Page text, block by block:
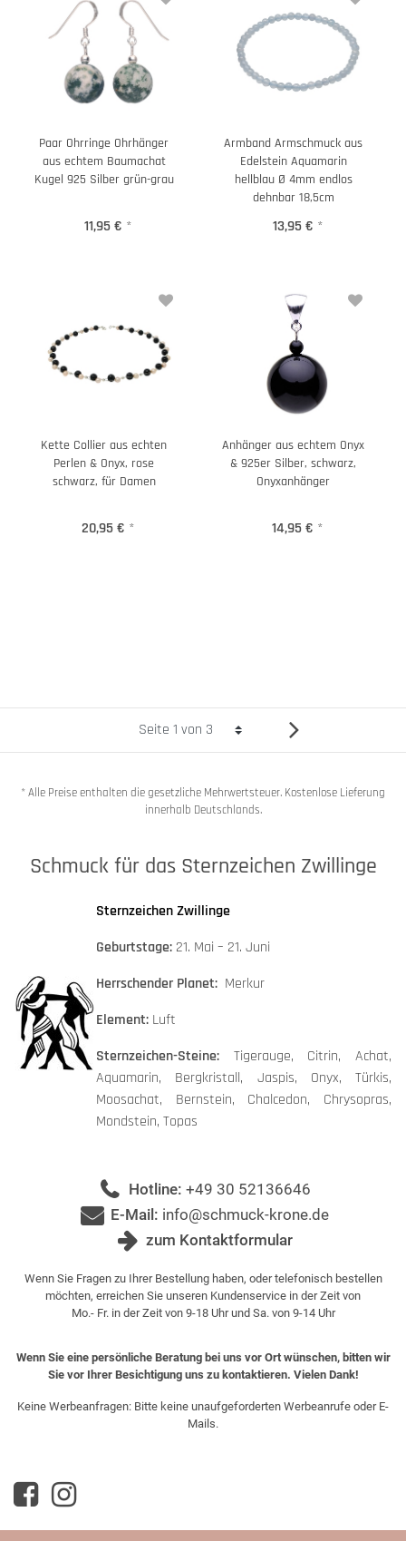
Paar Ohrringe Ohrhänger
aus echtem Baumachat
Kugel 925 Silber grün-grau
11,95 € *
Armband Armschmuck aus
Edelstein Aquamarin
hellblau Ø 4mm endlos
dehnbar 18,5cm
13,95 € *
Kette Collier aus echten
Perlen & Onyx, rose
schwarz, für Damen
20,95 € *
Anhänger aus echtem Onyx
& 925er Silber, schwarz,
Onyxanhänger
14,95 € *
* Alle Preise enthalten die gesetzliche Mehrwertsteuer. Kostenlose Lieferung
innerhalb Deutschlands.
Schmuck für das Sternzeichen Zwillinge
Sternzeichen Zwillinge
Geburtstage: 21. Mai – 21. Juni
Herrschender Planet: Merkur
Element: Luft
Sternzeichen-Steine: Tigerauge, Citrin, Achat,
Aquamarin, Bergkristall, Jaspis, Onyx, Türkis,
Moosachat, Bernstein, Chalcedon, Chrysopras,
Mondstein, Topas
Hotline: +49 30 52136646
E-Mail: info@schmuck-krone.de
zum Kontaktformular
Wenn Sie Fragen zu Ihrer Bestellung haben, oder telefonisch bestellen
möchten, erreichen Sie unseren Kundenservice in der Zeit von
Mo.- Fr. in der Zeit von 9-18 Uhr und Sa. von 9-14 Uhr
Wenn Sie eine persönliche Beratung bei uns vor Ort wünschen, bitten wir
Sie vor Ihrer Besichtigung uns zu kontaktieren. Vielen Dank!
Keine Werbeanfragen: Bitte keine unaufgeforderten Werbeanrufe oder E-
Mails.